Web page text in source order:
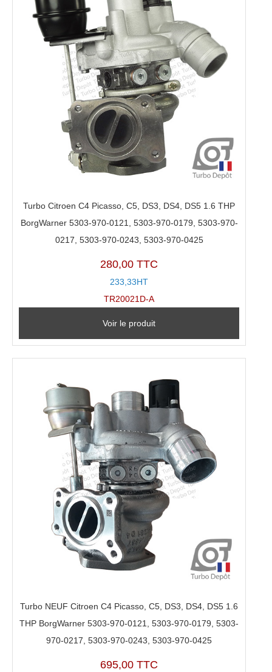
Turbo Citroen C4 Picasso, C5, DS3, DS4, DS5 1.6 THP
BorgWarner 5303-970-0121, 5303-970-0179, 5303-970-
0217, 5303-970-0243, 5303-970-0425
280,00 TTC
233,33HT
TR20021D-A
Voir le produit
Turbo NEUF Citroen C4 Picasso, C5, DS3, DS4, DS5 1.6
THP BorgWarner 5303-970-0121, 5303-970-0179, 5303-
970-0217, 5303-970-0243, 5303-970-0425
695,00 TTC